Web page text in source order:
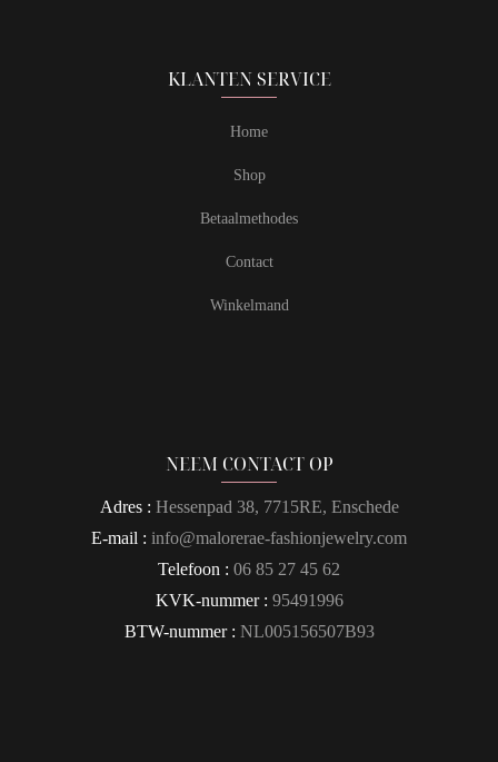
KLANTEN SERVICE
Home
Shop
Betaalmethodes
Contact
Winkelmand
NEEM CONTACT OP
Adres : Hessenpad 38, 7715RE, Enschede
E-mail : info@malorerae-fashionjewelry.com
Telefoon : 06 85 27 45 62
KVK-nummer : 95491996
BTW-nummer : NL005156507B93